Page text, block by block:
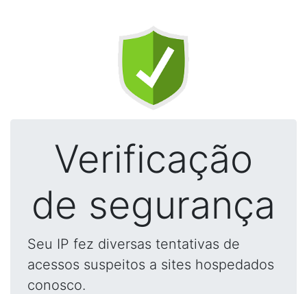
Verificação
de segurança
Seu IP fez diversas tentativas de
acessos suspeitos a sites hospedados
conosco.